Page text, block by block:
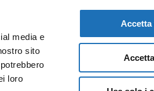
media e
sito
loro
iniziative e news.
Iscriviti